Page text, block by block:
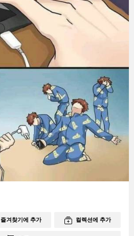
즐겨찾기에 추가 컬렉션에 추가